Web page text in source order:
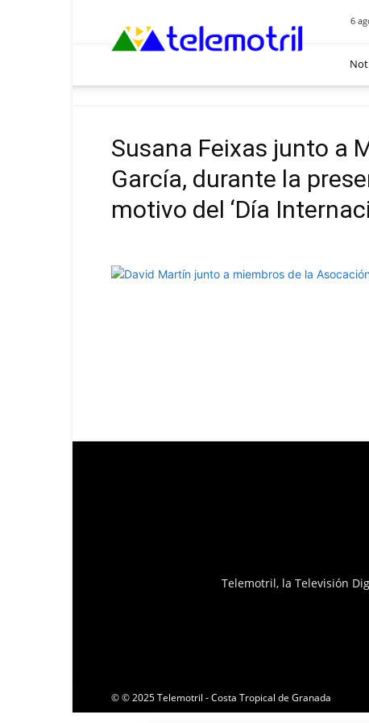
6
Susana Feixas junto a
García, durante la
motivo del ‘Día
Telemotril, la Televisión
© © 2025 Telemotril - Costa Tropical de Granada